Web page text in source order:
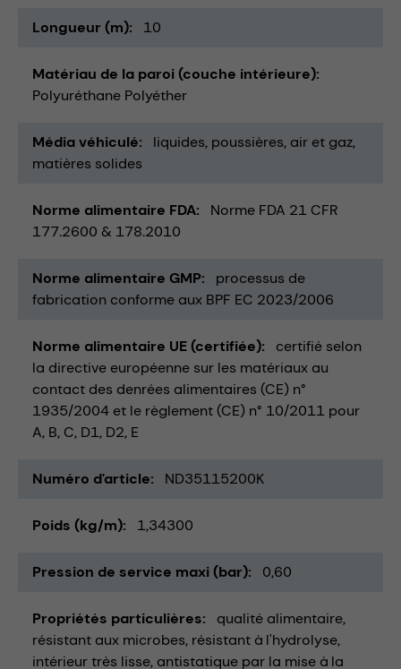
Longueur (m) 10
Matériau de la paroi (couche intérieure)
Polyuréthane Polyéther
Média véhiculé liquides poussières air et gaz
matières solides
Norme alimentaire FDA
Norme FDA 21 CFR
177.2600 & 178.2010
Norme alimentaire GMP
processus de
fabrication conforme aux BPF EC 2023/2006
Norme alimentaire UE (certifiée)
certifié selon
la directive européenne sur les matériaux au
contact des denrées alimentaires (CE) n°
1935/2004 et le règlement (CE) n° 10/2011 pour
A, B, C, D1, D2, E
Numéro d'article ND35115200K
Poids (kg/m) 1,34300
Pression de service maxi (bar) 0,60
Propriétés particulières
qualité alimentaire
résistant aux microbes résistant à l'hydrolyse
intérieur très lisse antistatique par la mise à la